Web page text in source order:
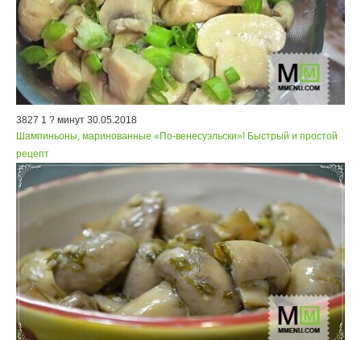
3827 1 ? минут 30.05.2018
Шампиньоны, маринованные «По-венесуэльски»! Быстрый и простой
рецепт